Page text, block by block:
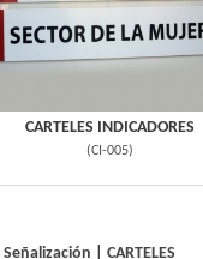
CARTELES INDICADORES
(CI-005)
Señalización CARTELES